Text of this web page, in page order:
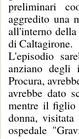
preliminari
aggredito una
all'interno
di Caltagirone.
L'episodio
anziano degli
Procura,
avrebbe dato
mentre il figlio
donna,
ospedale